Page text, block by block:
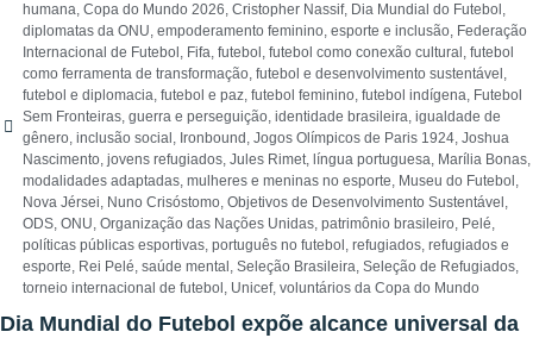
humana, Copa do Mundo 2026, Cristopher Nassif, Dia Mundial do Futebol ,
diplomatas da ONU, empoderamento feminino, esporte e inclusão, Federação
Internacional de Futebol , Fifa, futebol , futebol como conexão cultural , futebol
como ferramenta de transformação, futebol e desenvolvimento sustentável ,
futebol e diplomacia, futebol e paz, futebol feminino, futebol indígena, Futebol
Sem Fronteiras, guerra e perseguição, identidade brasileira, igualdade de
gênero, inclusão social , Ironbound , Jogos Olímpicos de Paris 1924, Joshua
Nascimento, jovens refugiados, Jules Rimet, língua portuguesa, Marília Bonas,
modalidades adaptadas, mulheres e meninas no esporte, Museu do Futebol ,
Nova Jérsei, Nuno Crisóstomo, Objetivos de Desenvolvimento Sustentável ,
ODS, ONU, Organização das Nações Unidas, patrimônio brasileiro, Pelé,
políticas públicas esportivas, português no futebol , refugiados, refugiados e
esporte, Rei Pelé, saúde mental , Seleção Brasileira, Seleção de Refugiados,
torneio internacional de futebol , Unicef, voluntários da Copa do Mundo
Dia Mundial do Futebol expõe alcance universal da